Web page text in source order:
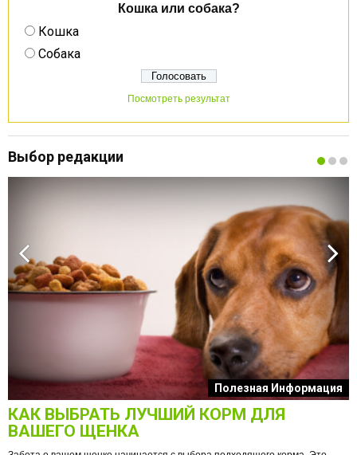
Кошка или собака?
Кошка
Собака
Посмотреть результат
Выбор редакции
Полезная Информация
КАК ВЫБРАТЬ ЛУЧШИЙ КОРМ ДЛЯ
ВАШЕГО ЩЕНКА